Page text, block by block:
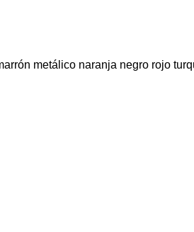
metálico naranja negro rojo